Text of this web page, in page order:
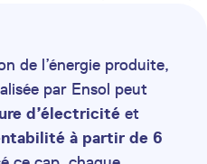
de l’énergie produite,
par Ensol peut
d’électricité et
à partir de 6